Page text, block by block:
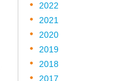
2022
2021
2020
2019
2018
2017